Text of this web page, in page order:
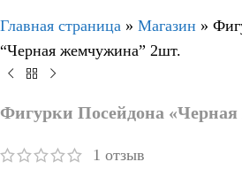
Главная страница » Магазин »
“Черная жемчужина” 2шт.
Фигурки Посейдона
1 отзыв